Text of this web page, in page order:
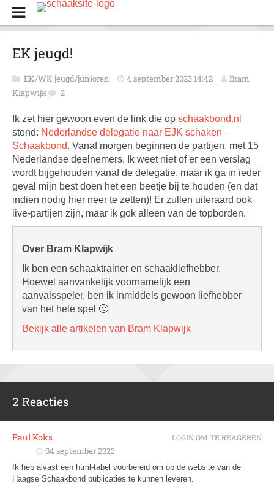
EK jeugd!
EK/WK jeugd/junioren 4 september 2023 14:42
Bram
Klapwijk
2
Ik zet hier gewoon even de link die op schaakbond.nl
stond: Nederlandse delegatie naar EJK schaken –
Schaakbond. Vanaf morgen beginnen de partijen, met 15
Nederlandse deelnemers. Ik weet niet of er een verslag
wordt bijgehouden vanaf de delegatie, maar ik ga in ieder
geval mijn best doen het een beetje bij te houden (en dat
indien nodig hier neer te zetten)! Er zullen uiteraard ook
live-partijen zijn, maar ik gok alleen van de topborden.
Over Bram Klapwijk
Ik ben een schaaktrainer en schaakliefhebber.
Hoewel aanvankelijk voornamelijk een
aanvalsspeler, ben ik inmiddels gewoon liefhebber
van het hele spel 🙂
Bekijk alle artikelen van Bram Klapwijk
2 Reacties
Paul Koks
04 september 2023
Ik heb alvast een html-tabel voorbereid om op de website van de
Haagse Schaakbond publicaties te kunnen leveren.
LOGIN OM TE REAGEREN